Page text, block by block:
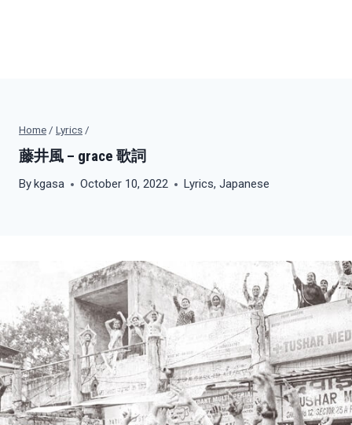
Home / Lyrics /
藤井風 – grace 歌詞
Bykgasa October 10, 2022 Lyrics,Japanese